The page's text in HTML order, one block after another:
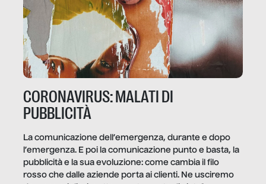
CORONAVIRUS: MALATI DI
PUBBLICITÀ
La comunicazione dell’emergenza, durante e dopo
l’emergenza. E poi la comunicazione punto e basta, la
pubblicità e la sua evoluzione: come cambia il filo
rosso che dalle aziende porta ai clienti. Ne usciremo